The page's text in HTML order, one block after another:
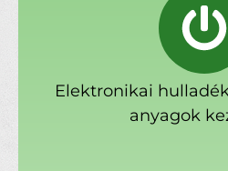
Elektronikai
anyagok